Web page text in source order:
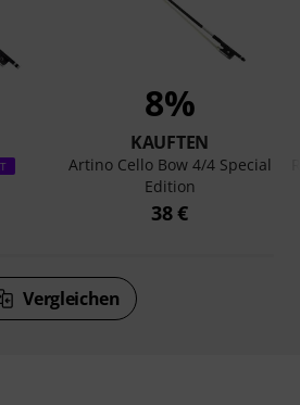
8%
KAUFTEN
Artino Cello Bow 4/4 Special
Edition
38 €
Vergleichen